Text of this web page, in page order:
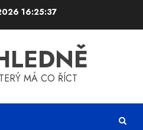
16:25:37
MÁ CO ŘÍCT